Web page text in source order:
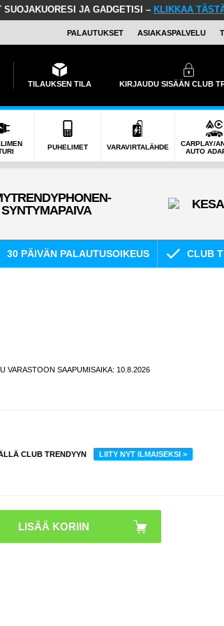
SUOJAKUORESI JA GADGETISI – KLIKKAA
PALAUTUKSET ASIAKASPALVELU
TILAUKSEN TILA KIRJAUDU SISÄÄN CLUB
PUHELIMET VARAVIRTALÄHDE
CARPLAY/
AUTO
30 PÄIVÄN PALAUTUSOIKEUS CLUB
VARASTOON SAAPUMISAIKA: 10.8.2026
CLUB TRENDYYN LIITY NYT ILMAISEKSI >